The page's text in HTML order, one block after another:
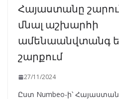
Հայաստանը
մնալ աշխարհի
ամենաանվտանգ
շարքում
27/11/2024
Ըստ Numbeo-ի՝